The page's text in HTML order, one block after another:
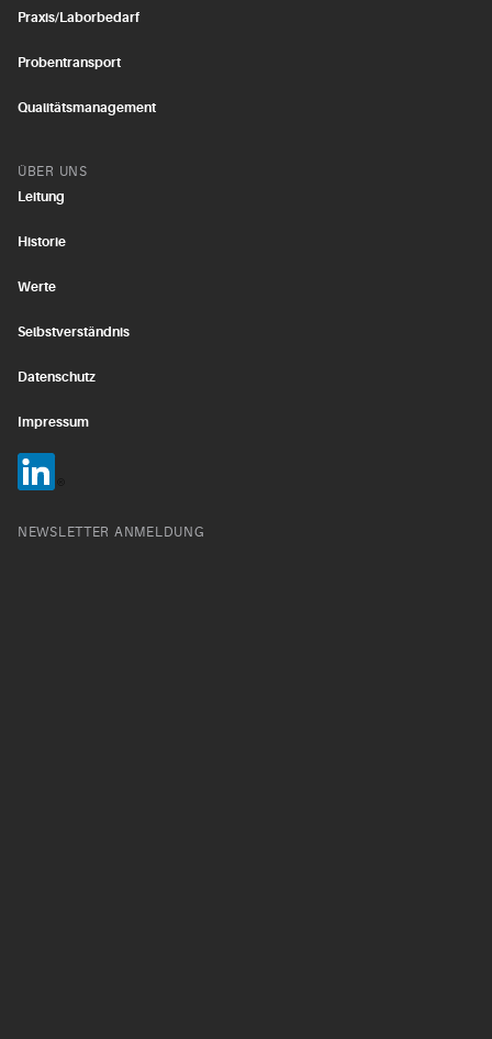
Praxis/Laborbedarf
Probentransport
Qualitätsmanagement
ÜBER UNS
Leitung
Historie
Werte
Selbstverständnis
Datenschutz
Impressum
NEWSLETTER ANMELDUNG